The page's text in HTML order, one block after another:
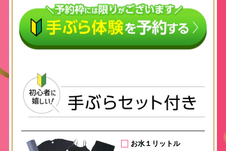
お水１リットル